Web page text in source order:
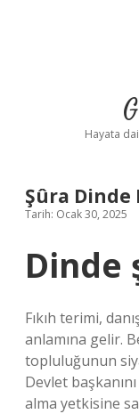
Hayata
Şûra Dinde
Tarih: Ocak 30, 2025
Dinde
Fıkıh terimi,
anlamına gelir.
topluluğunun
Devlet
alma yetkisine